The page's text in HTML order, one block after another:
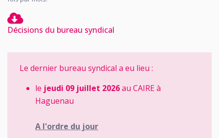
Décisions du bureau syndical
Le dernier bureau syndical a eu lieu :
le jeudi 09 juillet 2026au CAIRE à
Haguenau
A l'ordre du jour